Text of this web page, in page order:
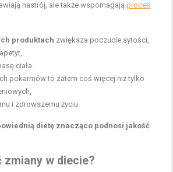
nastrój, ale także wspomagająproces
produktach zwiększa poczucie sytości,
ciała.
pokarmów to zatem coś więcej niż tylko
i zdrowszemu życiu.
dietę znacząco podnosi jakość
zmiany w diecie?